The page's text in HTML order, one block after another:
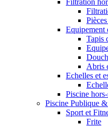
Filtration
Equipement
Tapis
Abris
Echelles et
Piscine
Piscine Publique
Sport et
Frite